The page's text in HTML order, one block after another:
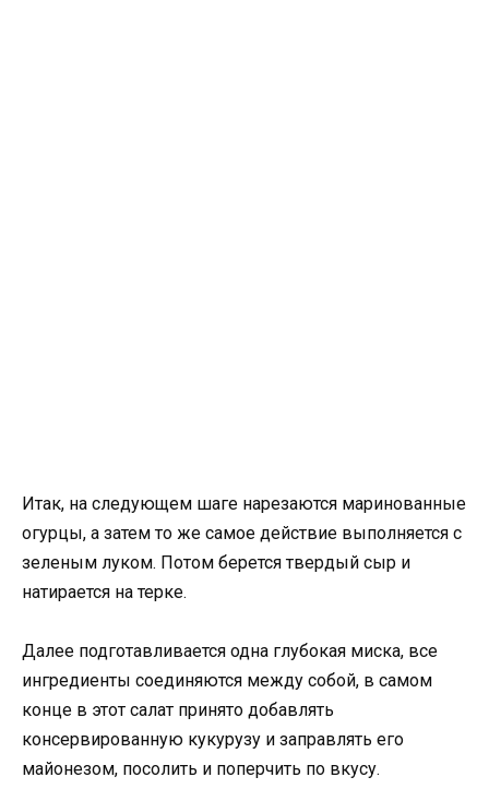
Итак, на следующем шаге нарезаются маринованные
огурцы, а затем то же самое действие выполняется с
зеленым луком. Потом берется твердый сыр и
натирается на терке.
Далее подготавливается одна глубокая миска, все
ингредиенты соединяются между собой, в самом
конце в этот салат принято добавлять
консервированную кукурузу и заправлять его
майонезом, посолить и поперчить по вкусу.